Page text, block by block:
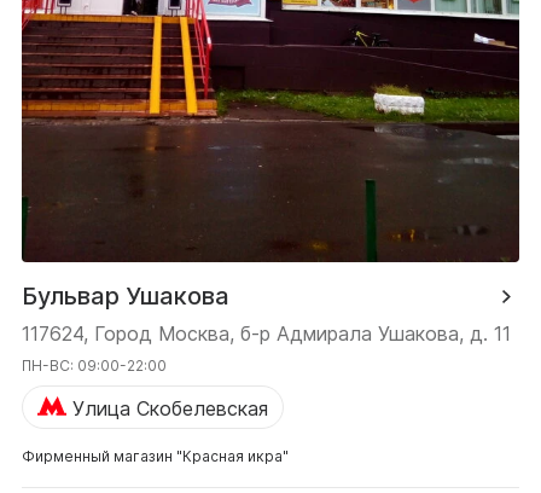
Бульвар Ушакова
117624, Город Москва, б-р Адмирала Ушакова, д. 11
ПН-ВС: 09:00-22:00
Улица Скобелевская
Фирменный магазин "Красная икра"